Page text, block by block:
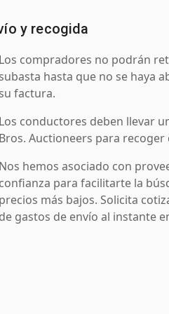
y recogida
Los compradores no podrán
subasta hasta que no se haya
su factura.
Los conductores deben llevar
Bros. Auctioneers para recoger
Nos hemos asociado con
confianza para facilitarte la
precios más bajos. Solicita
de gastos de envío al instante